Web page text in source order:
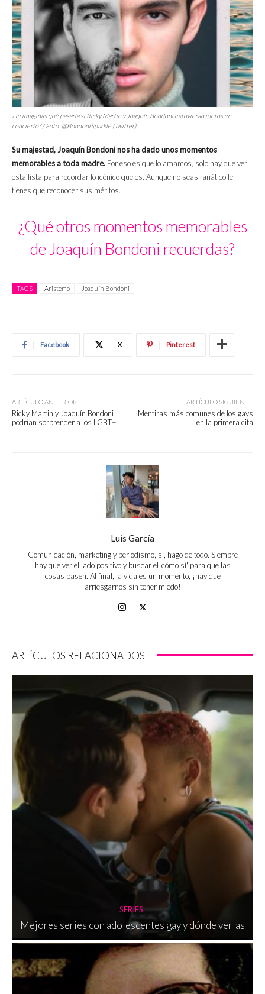
¿Te imaginas qué pasaría si Ricky Martin y Joaquín Bondoni estuvieran juntos en
concierto? / Foto: @BondoniSparkle (Twitter)
Su majestad, Joaquín Bondoni nos ha dado unos momentos
memorables a toda madre. Por eso es que lo amamos, solo hay que ver
esta lista para recordar lo icónico que es. Aunque no seas fanático le
tienes que reconocer sus méritos.
¿Qué otros momentos memorables
de Joaquín Bondoni recuerdas?
TAGS Aristemo Joaquín Bondoni
Facebook X Pinterest
ARTÍCULO ANTERIOR
Ricky Martin y Joaquín Bondoni
podrían sorprender a los LGBT+
ARTÍCULO SIGUIENTE
Mentiras más comunes de los gays
en la primera cita
Luis García
Comunicación, marketing y periodismo, sí, hago de todo. Siempre
hay que ver el lado positivo y buscar el 'cómo sí' para que las
cosas pasen. Al final, la vida es un momento, ¡hay que
arriesgarnos sin tener miedo!
ARTÍCULOS RELACIONADOS
SERIES
Mejores series con adolescentes gay y dónde verlas